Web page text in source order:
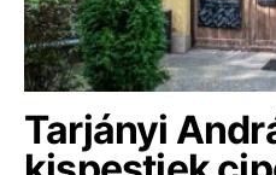
Tarjányi